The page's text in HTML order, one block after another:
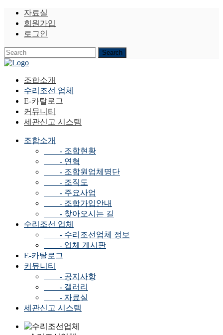
자료실
회원가입
로그인
조합소개
수리조선 업체
E-카탈로그
커뮤니티
세관신고 시스템
조합소개
- 조합현황
- 연혁
- 조합원업체명단
- 조직도
- 주요사업
- 조합가입안내
- 찾아오시는 길
수리조선 업체
- 수리조선업체 정보
- 업체 게시판
E-카탈로그
커뮤니티
- 공지사항
- 갤러리
- 자료실
세관신고 시스템